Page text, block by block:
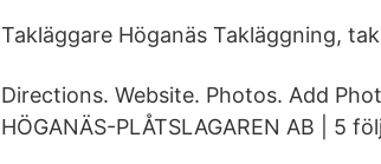
Takläggare Höganäs Takläggning,
Directions. Website. Photos. Add
HÖGANÄS-PLÅTSLAGAREN AB | 5